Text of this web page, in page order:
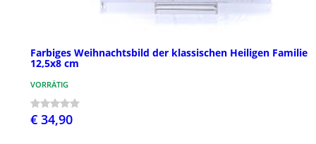
Farbiges Weihnachtsbild der klassischen Heiligen Familie
12,5x8 cm
VORRÄTIG
€ 34,90